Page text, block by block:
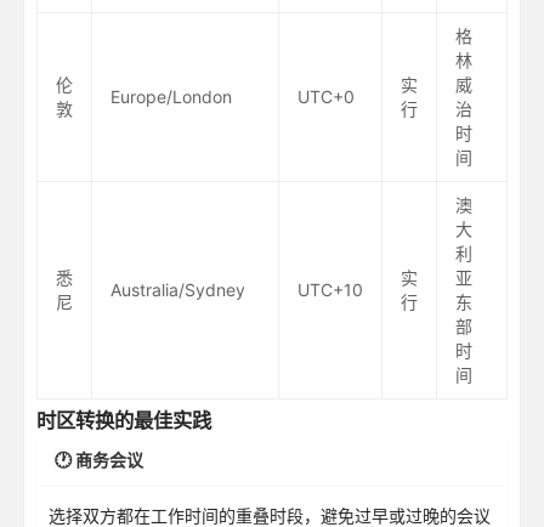
伦
敦
Europe/London UTC+0
实
行
格
林
威
治
时
间
悉
尼
Australia/Sydney UTC+10
实
行
澳
大
利
亚
东
部
时
间
时区转换的最佳实践
🕐 商务会议
选择双方都在工作时间的重叠时段，避免过早或过晚的会议